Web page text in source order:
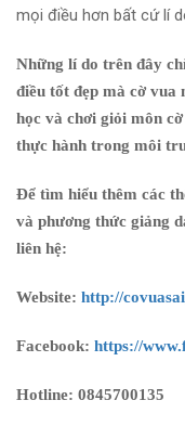
mọi điều hơn bất cứ lí
Những lí do trên đây
điều tốt đẹp mà cờ vua
học và chơi giỏi môn
thực hành trong môi
Để tìm hiểu thêm các
và phương thức giảng
liên hệ:
Website: http://
Facebook: https://
Hotline: 0845700135